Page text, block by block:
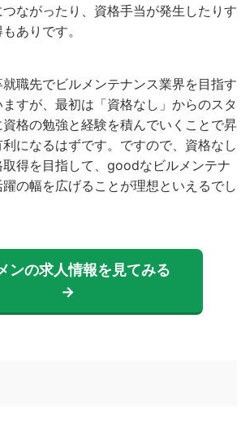
ながったり、資格手当が発生したりす
ありです。
職先でビルメンテナンス業界を目指す
すが、最初は「資格なし」からのスタ
格の勉強と経験を積んでいくことで昇
になるはずです。ですので、資格なし
得を目指して、goodなビルメンテナ
の幅を広げることが理想といえるでし
ンの求人情報を見てみる
→